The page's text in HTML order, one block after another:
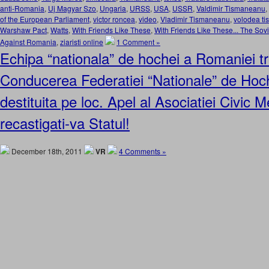
anti-Romania, Uj Magyar Szo, Ungaria, URSS, USA, USSR, Valdimir Tismaneanu,
of the European Parliament, victor roncea, video, Vladimir Tismaneanu, volodea
Warshaw Pact, Watts, With Friends Like These, With Friends Like These... The
Against Romania, ziaristi online 1 Comment »
Echipa “nationala” de hochei a Romaniei
Conducerea Federatiei “Nationale” de
destituita pe loc. Apel al Asociatiei Civic
recastigati-va Statul!
December 18th, 2011 VR 4 Comments »